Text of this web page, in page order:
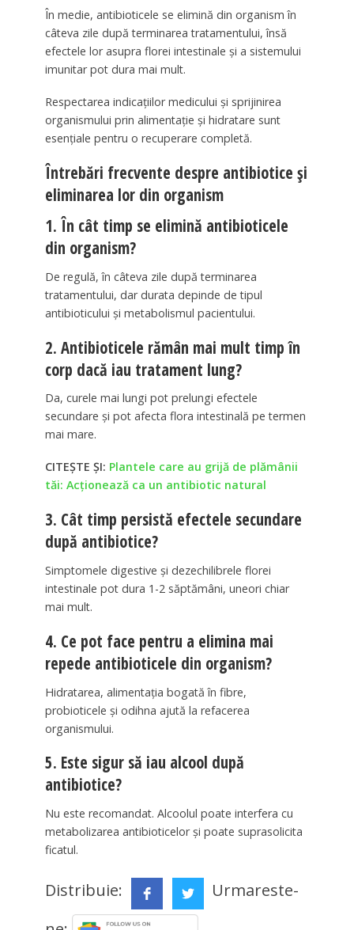
În medie, antibioticele se elimină din organism în
câteva zile după terminarea tratamentului, însă
efectele lor asupra florei intestinale și a sistemului
imunitar pot dura mai mult.
Respectarea indicațiilor medicului și sprijinirea
organismului prin alimentație și hidratare sunt
esențiale pentru o recuperare completă.
Întrebări frecvente despre antibiotice și
eliminarea lor din organism
1. În cât timp se elimină antibioticele
din organism?
De regulă, în câteva zile după terminarea
tratamentului, dar durata depinde de tipul
antibioticului și metabolismul pacientului.
2. Antibioticele rămân mai mult timp în
corp dacă iau tratament lung?
Da, curele mai lungi pot prelungi efectele
secundare și pot afecta flora intestinală pe termen
mai mare.
CITEȘTE ȘI: Plantele care au grijă de plămânii
tăi: Acționează ca un antibiotic natural
3. Cât timp persistă efectele secundare
după antibiotice?
Simptomele digestive și dezechilibrele florei
intestinale pot dura 1-2 săptămâni, uneori chiar
mai mult.
4. Ce pot face pentru a elimina mai
repede antibioticele din organism?
Hidratarea, alimentația bogată în fibre,
probioticele și odihna ajută la refacerea
organismului.
5. Este sigur să iau alcool după
antibiotice?
Nu este recomandat. Alcoolul poate interfera cu
metabolizarea antibioticelor și poate suprasolicita
ficatul.
Distribuie:
Urmareste-